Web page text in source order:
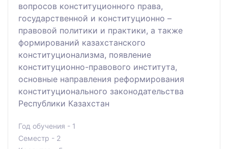
вопросов конституционного права,
государственной и конституционно –
правовой политики и практики, а также
формирований казахстанского
конституционализма, появление
конституционно-правового института,
основные направления реформирования
конституционального законодательства
Республики Казахстан
Год обучения - 1
Семестр - 2